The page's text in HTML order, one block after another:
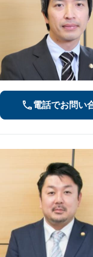
電話でお問い